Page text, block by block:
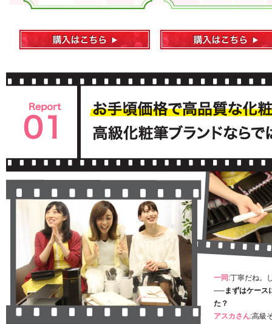
一同 :丁寧だね。
──まずはケース
た？
アスカさん:高級